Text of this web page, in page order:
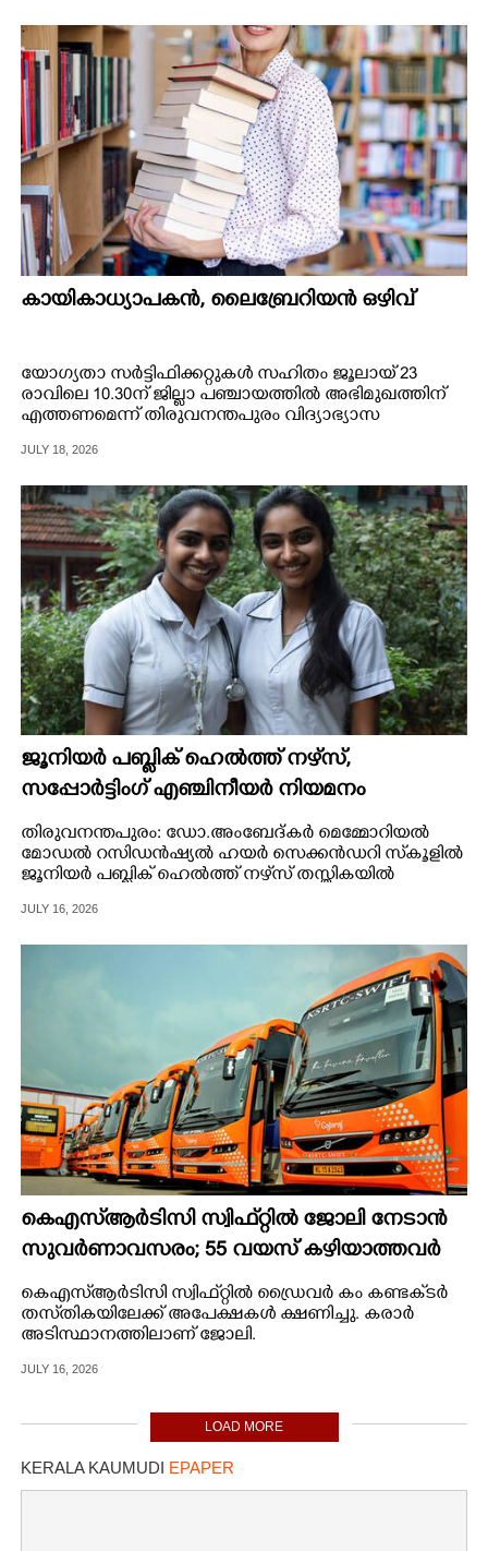
കായികാധ്യാപകൻ, ലൈബ്രേറിയൻ ഒഴിവ്
യോഗ്യതാ സർട്ടിഫിക്കറ്റുകൾ സഹിതം ജൂലായ് 23
രാവിലെ 10.30ന് ജില്ലാ പഞ്ചായത്തിൽ അഭിമുഖത്തിന്
എത്തണമെന്ന് തിരുവനന്തപുരം വിദ്യാഭ്യാസ
JULY 18, 2026
ജൂനിയര്‍ പബ്ലിക് ഹെല്‍ത്ത് നഴ്‌സ്,
സപ്പോർട്ടിംഗ് എഞ്ചിനീയർ നിയമനം
തിരുവനന്തപുരം: ഡോ.അംബേദ്കര്‍ മെമ്മോറിയല്‍
മോഡല്‍ റസിഡന്‍ഷ്യല്‍ ഹയര്‍ സെക്കന്‍ഡറി സ്‌കൂളില്‍
ജൂനിയര്‍ പബ്ലിക് ഹെല്‍ത്ത് നഴ്‌സ് തസ്തികയില്‍
JULY 16, 2026
കെഎസ്‌ആർടിസി സ്വിഫ്‌റ്റിൽ ജോലി നേടാൻ
സുവർണാവസരം; 55 വയസ് കഴിയാത്തവർ
ഉടൻ അപേക്ഷിക്കൂ
കെഎസ്‌ആർടിസി സ്വിഫ്‌റ്റിൽ ഡ്രൈവർ കം കണ്ടക്‌ടർ
തസ്‌തികയിലേക്ക് അപേക്ഷകൾ ക്ഷണിച്ചു. കരാർ
അടിസ്ഥാനത്തിലാണ് ജോലി.
JULY 16, 2026
LOAD MORE
KERALA KAUMUDI EPAPER